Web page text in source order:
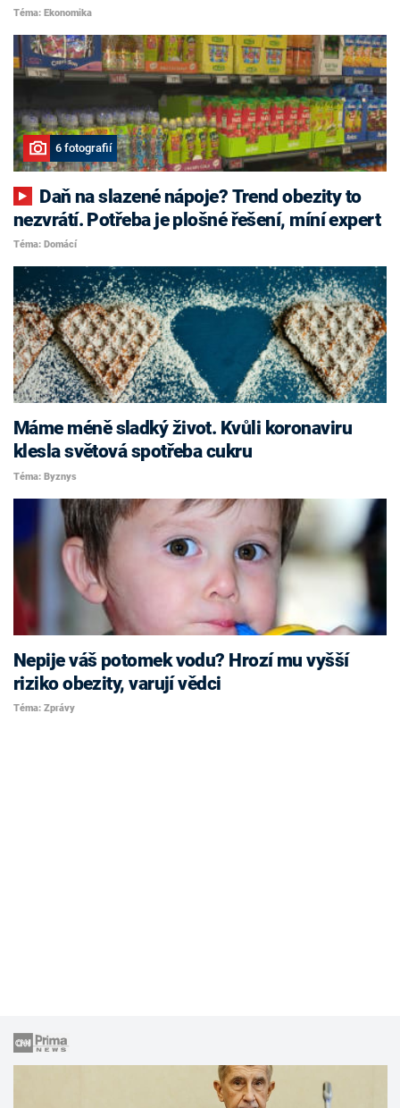
Téma: Ekonomika
6 fotografií
nezvrátí. Potřeba je plošné řešení, míní expert
Téma: Domácí
Máme méně sladký život. Kvůli koronaviru
klesla světová spotřeba cukru
Téma: Byznys
Nepije váš potomek vodu? Hrozí mu vyšší
riziko obezity, varují vědci
Téma: Zprávy